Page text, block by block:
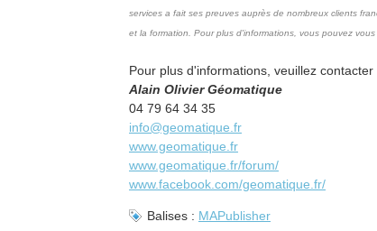
services a fait ses preuves auprès de nombreux clients
et la formation. Pour plus d'informations, vous pouvez
Pour plus d'informations, veuillez contacter
Alain Olivier Géomatique
04 79 64 34 35
info@geomatique.fr
www.geomatique.fr
www.geomatique.fr/forum/
www.facebook.com/geomatique.fr/
Balises : MAPublisher